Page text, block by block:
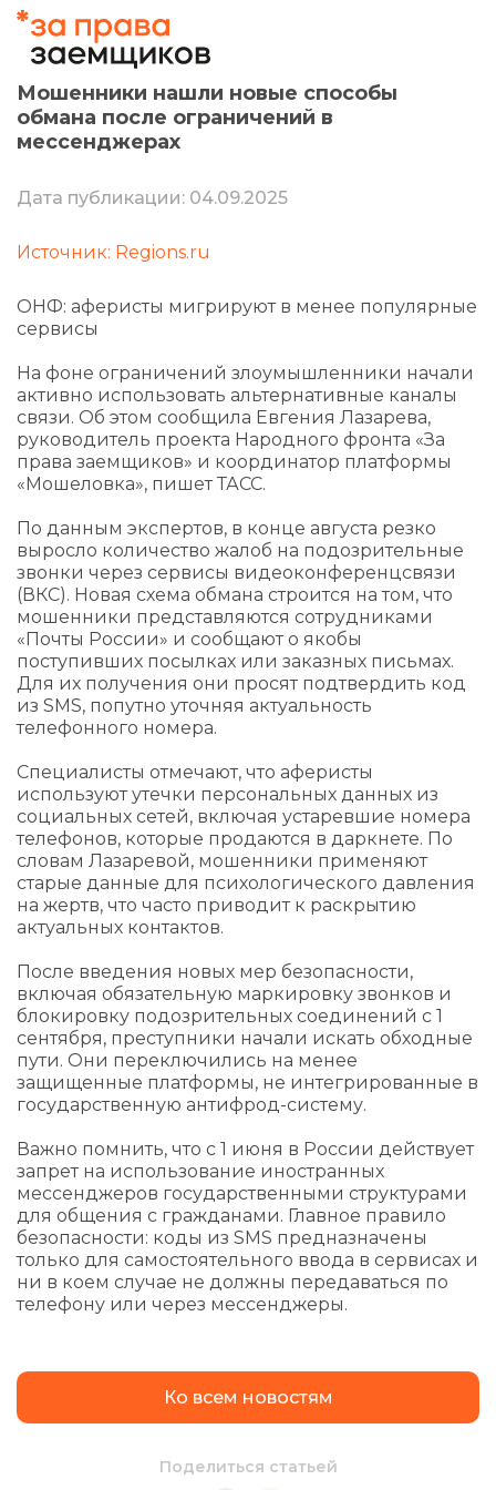
Мошенники нашли новые способы
обмана после ограничений в
мессенджерах
Дата публикации: 04.09.2025
Источник: Regions.ru
ОНФ: аферисты мигрируют в менее популярные
сервисы
На фоне ограничений злоумышленники начали
активно использовать альтернативные каналы
связи. Об этом сообщила Евгения Лазарева,
руководитель проекта Народного фронта «За
права заемщиков» и координатор платформы
«Мошеловка», пишет ТАСС.
По данным экспертов, в конце августа резко
выросло количество жалоб на подозрительные
звонки через сервисы видеоконференцсвязи
(ВКС). Новая схема обмана строится на том, что
мошенники представляются сотрудниками
«Почты России» и сообщают о якобы
поступивших посылках или заказных письмах.
Для их получения они просят подтвердить код
из SMS, попутно уточняя актуальность
телефонного номера.
Специалисты отмечают, что аферисты
используют утечки персональных данных из
социальных сетей, включая устаревшие номера
телефонов, которые продаются в даркнете. По
словам Лазаревой, мошенники применяют
старые данные для психологического давления
на жертв, что часто приводит к раскрытию
актуальных контактов.
После введения новых мер безопасности,
включая обязательную маркировку звонков и
блокировку подозрительных соединений с 1
сентября, преступники начали искать обходные
пути. Они переключились на менее
защищенные платформы, не интегрированные в
государственную антифрод-систему.
Важно помнить, что с 1 июня в России действует
запрет на использование иностранных
мессенджеров государственными структурами
для общения с гражданами. Главное правило
безопасности: коды из SMS предназначены
только для самостоятельного ввода в сервисах и
ни в коем случае не должны передаваться по
телефону или через мессенджеры.
Ко всем новостям
Поделиться статьей